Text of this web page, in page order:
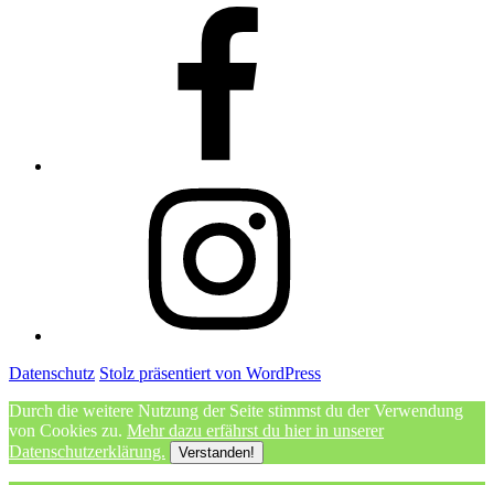
Datenschutz Stolz präsentiert von WordPress
Durch die weitere Nutzung der Seite stimmst du der Verwendung
von Cookies zu. Mehr dazu erfährst du hier in unserer
Datenschutzerklärung.
Verstanden!